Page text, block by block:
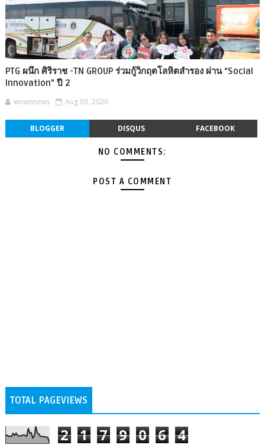
PTG ผนึก ศิริราช -TN GROUP ร่วมกู้วิกฤตโลหิตสำรอง ผ่าน “Social
Innovation” ปี 2
wowsnews Aug 03, 2026
BLOGGER DISQUS FACEBOOK
NO COMMENTS:
POST A COMMENT
TOTAL PAGEVIEWS
2 1 7 9 0 6 4